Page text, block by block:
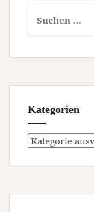
nach:
Kategorien
Kategorien